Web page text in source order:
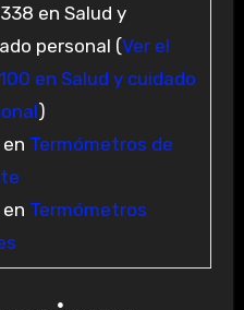
en Salud y
personal (Ver el
en Salud y cuidado
)
en Termómetros de
en Termómetros